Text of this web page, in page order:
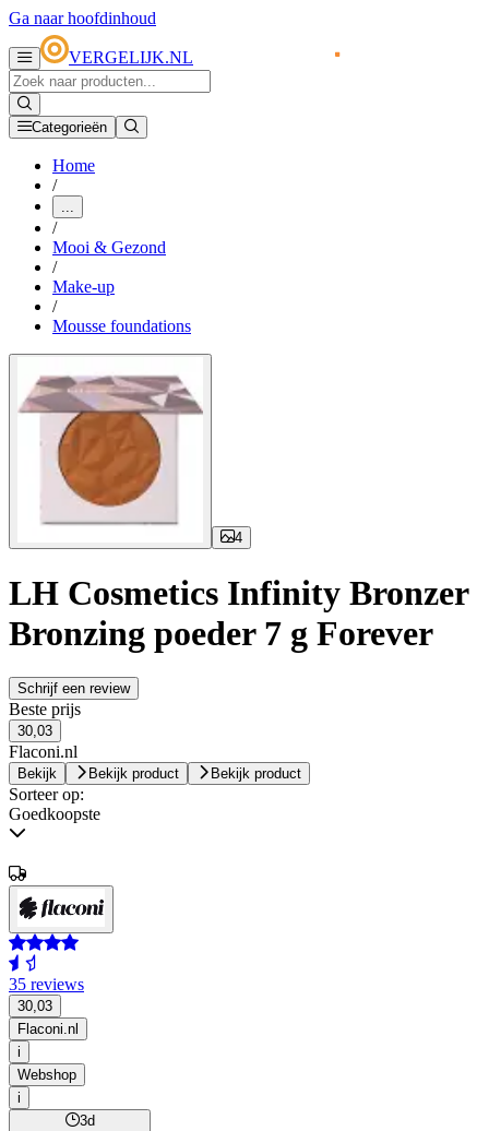
Ga naar hoofdinhoud
VERGELIJK.NL
Categorieën
Home
/
...
/
Mooi & Gezond
/
Make-up
/
Mousse foundations
4
LH Cosmetics Infinity Bronzer
Bronzing poeder 7 g Forever
Schrijf een review
Beste prijs
30,03
Flaconi.nl
Bekijk Bekijk product Bekijk product
Sorteer op:
Goedkoopste
35 reviews
30,03
Flaconi.nl
i
Webshop
i
3d